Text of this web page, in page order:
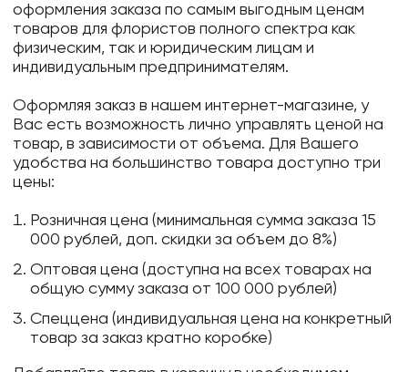
оформления заказа по самым выгодным ценам
товаров для флористов полного спектра как
физическим, так и юридическим лицам и
индивидуальным предпринимателям.
Оформляя заказ в нашем интернет-магазине, у
Вас есть возможность лично управлять ценой на
товар, в зависимости от объема. Для Вашего
удобства на большинство товара доступно три
цены:
Розничная цена (минимальная сумма заказа 15
000 рублей, доп. скидки за объем до 8%)
Оптовая цена (доступна на всех товарах на
общую сумму заказа от 100 000 рублей)
Спеццена (индивидуальная цена на конкретный
товар за заказ кратно коробке)